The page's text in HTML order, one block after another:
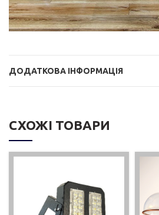
ДОДАТКОВА ІНФОРМАЦІЯ
СХОЖІ ТОВАРИ